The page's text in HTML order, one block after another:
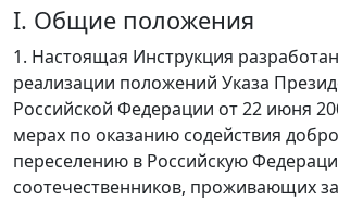
I. Общие положения
1. Настоящая Инструкция
реализации положений Указа
Российской Федерации от 22 июня
мерах по оказанию содействия
переселению в Российскую
соотечественников, проживающих